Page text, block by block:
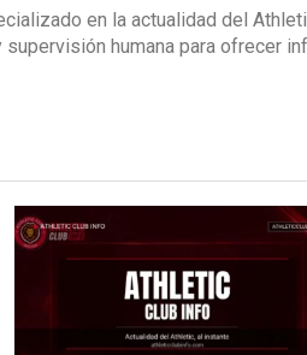
en la actualidad del
humana para ofrecer